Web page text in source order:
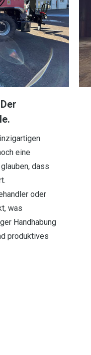
eine
dass
oder
was
Handhabung
produktives